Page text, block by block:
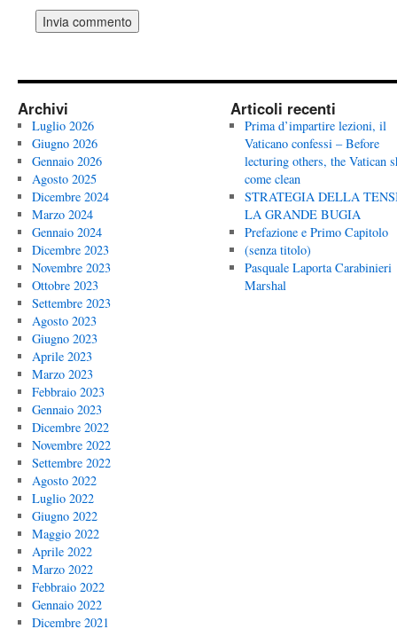
Archivi
Luglio 2026
Giugno 2026
Gennaio 2026
Agosto 2025
Dicembre 2024
Marzo 2024
Gennaio 2024
Dicembre 2023
Novembre 2023
Ottobre 2023
Settembre 2023
Agosto 2023
Giugno 2023
Aprile 2023
Marzo 2023
Febbraio 2023
Gennaio 2023
Dicembre 2022
Novembre 2022
Settembre 2022
Agosto 2022
Luglio 2022
Giugno 2022
Maggio 2022
Aprile 2022
Marzo 2022
Febbraio 2022
Gennaio 2022
Dicembre 2021
Articoli recenti
Prima d’impartire lezioni, il
Vaticano confessi – Before
lecturing others, the Vatican
come clean
STRATEGIA DELLA
LA GRANDE BUGIA
Prefazione e Primo Capitolo
(senza titolo)
Pasquale Laporta Carabinieri
Marshal